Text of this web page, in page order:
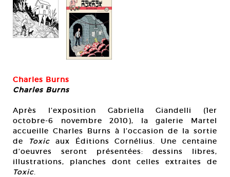
Charles Burns
Charles Burns
Après l’exposition Gabriella Giandelli (1er
octobre-6 novembre 2010), la galerie Martel
accueille Charles Burns à l’occasion de la sortie
de
Toxicaux Éditions Cornélius. Une centaine
d’oeuvres seront présentées: dessins libres,
illustrations, planches dont celles extraites de
Toxic